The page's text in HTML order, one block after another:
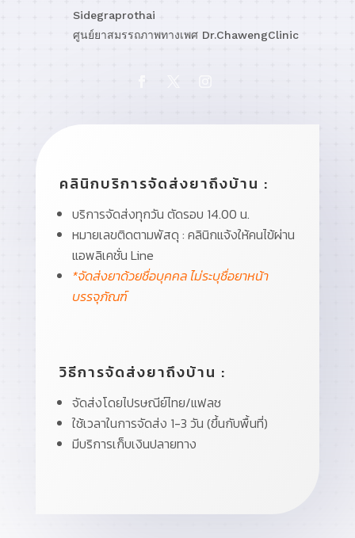
Sidegraprothai
ศูนย์ยาสมรรถภาพทางเพศ Dr.ChawengClinic
คลินิกบริการจัดส่งยาถึงบ้าน :
บริการจัดส่งทุกวัน ตัดรอบ 14.00 น.
หมายเลขติดตามพัสดุ : คลินิกแจ้งให้คนไข้ผ่าน
แอพลิเคชั่น Line
*จัดส่งยาด้วยชื่อบุคคล ไม่ระบุชื่อยาหน้า
บรรจุภัณฑ์
วิธีการจัดส่งยาถึงบ้าน :
จัดส่งโดยไปรษณีย์ไทย/แฟลช
ใช้เวลาในการจัดส่ง 1-3 วัน (ขึ้นกับพื้นที่)
มีบริการเก็บเงินปลายทาง